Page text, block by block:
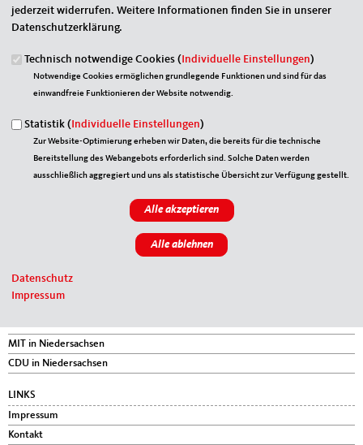
« Zurück zur Galerie
Element 51 von 54
‹ Vorherige|Weiter »
Fußbereich
ANSCHRIFT
E-Mail:
info@mit-stade.de
IM WEB
MIT in Niedersachsen
CDU in Niedersachsen
LINKS
Impressum
Kontakt
jederzeit widerrufen. Weitere Informationen finden Sie in unserer
Datenschutzerklärung.
Technisch notwendige Cookies (Individuelle Einstellungen)
Notwendige Cookies ermöglichen grundlegende Funktionen und sind für das
einwandfreie Funktionieren der Website notwendig.
Statistik ( Individuelle Einstellungen)
Zur Website-Optimierung erheben wir Daten, die bereits für die technische
Bereitstellung des Webangebots erforderlich sind. Solche Daten werden
ausschließlich aggregiert und uns als statistische Übersicht zur Verfügung gestellt.
Datenschutz
Impressum